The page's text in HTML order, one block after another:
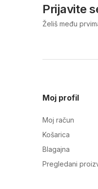
Prijavite
Želiš među
Moj profil
Moj račun
Košarica
Blagajna
Pregledani